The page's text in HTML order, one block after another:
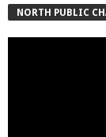
NORTH PUBLIC